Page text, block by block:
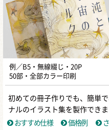
例／B5・無線綴じ・20P
50部・全部カラー印刷
初めての冊子作りでも、簡単
ナルのイラスト集を製作できま
おすすめ仕様
価格例 さ